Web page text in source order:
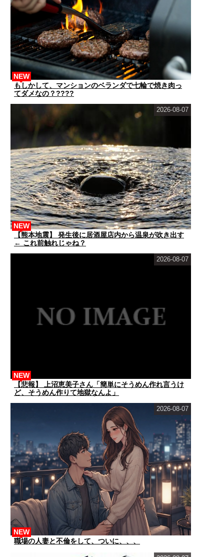
もしかして、マンションのベランダで七輪で焼き肉っ
てダメなの？????
NEW
【熊本地震】 発生後に居酒屋店内から温泉が吹き出す
← これ前触れじゃね？
NEW
2026-08-07
【悲報】 上沼恵美子さん「簡単にそうめん作れ言うけ
ど、そうめん作りて地獄なんよ」
NEW
2026-08-07
職場の人妻と不倫をして、ついに、、、
NEW
2026-08-07